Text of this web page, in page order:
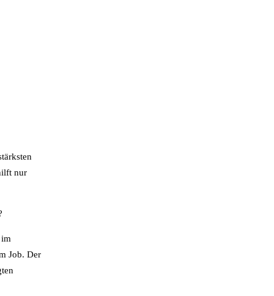
nur
im
Job. Der